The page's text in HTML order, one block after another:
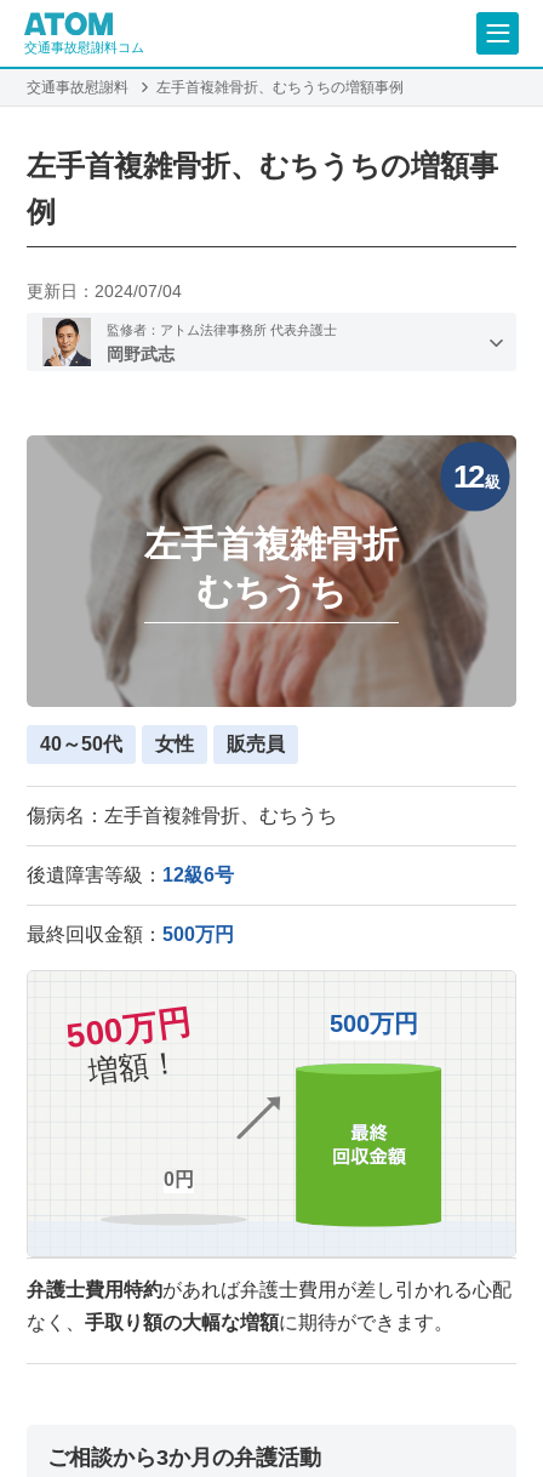
交通事故慰謝料コム
交通事故慰謝料 左手首複雑骨折、むちうちの増額事例
左手首複雑骨折、むちうちの増額事
例
更新日： 2024/07/04
監修者：アトム法律事務所 代表弁護士
岡野武志
12級
左手首複雑骨折
むちうち
40～50代 女性 販売員
傷病名：左手首複雑骨折、むちうち
後遺障害等級： 12級6号
最終回収金額：500万円
500万円
増額！
0円
500万円
弁護士費用特約があれば弁護士費用が差し引かれる心配
なく、手取り額の大幅な増額に期待ができます。
ご相談から3か月の弁護活動